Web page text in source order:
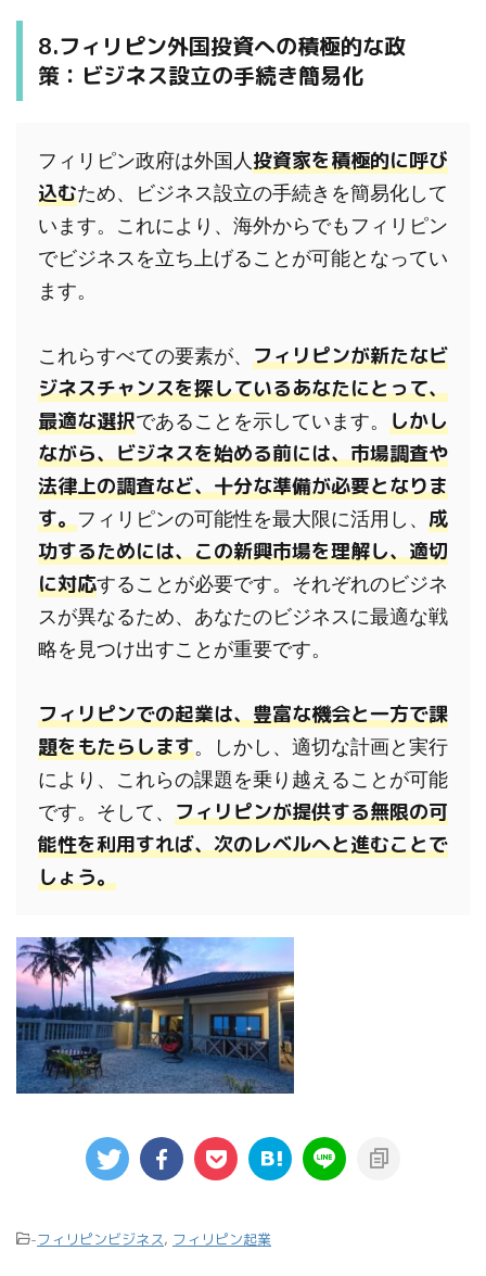
8.フィリピン外国投資への積極的な政
策：ビジネス設立の手続き簡易化
フィリピン政府は外国人投資家を積極的に呼び
込むため、ビジネス設立の手続きを簡易化して
います。これにより、海外からでもフィリピン
でビジネスを立ち上げることが可能となってい
ます。
これらすべての要素が、 フィリピンが新たなビ
ジネスチャンスを探しているあなたにとって、
最適な選択であることを示しています。 しかし
ながら、ビジネスを始める前には、市場調査や
法律上の調査など、十分な準備が必要となりま
す。フィリピンの可能性を最大限に活用し、 成
功するためには、この新興市場を理解し、適切
に対応することが必要です。それぞれのビジネ
スが異なるため、あなたのビジネスに最適な戦
略を見つけ出すことが重要です。
フィリピンでの起業は、豊富な機会と一方で課
題をもたらします。しかし、適切な計画と実行
により、これらの課題を乗り越えることが可能
です。そして、 フィリピンが提供する無限の可
能性を利用すれば、次のレベルへと進むことで
しょう。
-フィリピンビジネス, フィリピン起業